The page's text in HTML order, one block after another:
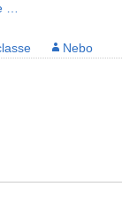
…
Nebo